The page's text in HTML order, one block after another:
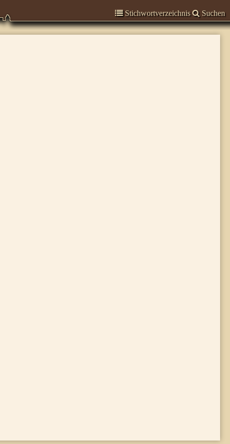
Stichwortverzeichnis Suchen